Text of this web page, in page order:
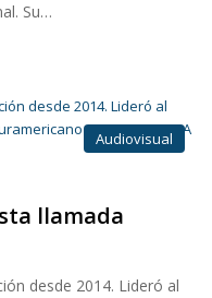
Su…
Audiovisual
llamada
desde 2014. Lideró al